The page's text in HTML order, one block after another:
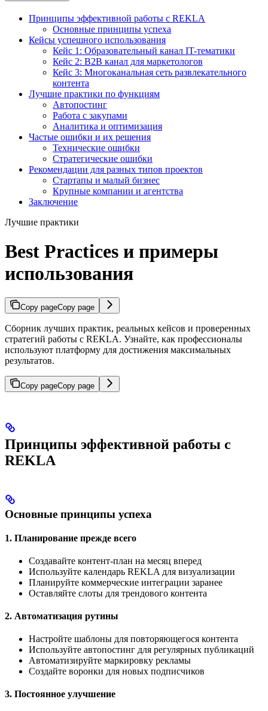
Принципы эффективной работы с REKLA
Основные принципы успеха
Кейсы успешного использования
Кейс 1: Образовательный канал IT-тематики
Кейс 2: B2B канал для маркетологов
Кейс 3: Многоканальная сеть развлекательного
контента
Лучшие практики по функциям
Автопостинг
Работа с закупами
Аналитика и оптимизация
Частые ошибки и их решения
Технические ошибки
Стратегические ошибки
Рекомендации для разных типов проектов
Стартапы и малый бизнес
Крупные компании и агентства
Заключение
Лучшие практики
Best Practices и примеры
использования
Copy pageCopy page
Сборник лучших практик, реальных кейсов и проверенных
стратегий работы с REKLA. Узнайте, как профессионалы
используют платформу для достижения максимальных
результатов.
Copy pageCopy page
Принципы эффективной работы с
REKLA
Основные принципы успеха
1. Планирование прежде всего
Создавайте контент-план на месяц вперед
Используйте календарь REKLA для визуализации
Планируйте коммерческие интеграции заранее
Оставляйте слоты для трендового контента
2. Автоматизация рутины
Настройте шаблоны для повторяющегося контента
Используйте автопостинг для регулярных публикаций
Автоматизируйте маркировку рекламы
Создайте воронки для новых подписчиков
3. Постоянное улучшение